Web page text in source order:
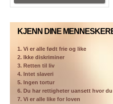
KJENN DINE
1. Vi er alle født frie og like
2. Ikke diskriminer
3. Retten til liv
4. Intet slaveri
5. Ingen tortur
6. Du har rettigheter uansett hvor du
7. Vi er alle like for loven